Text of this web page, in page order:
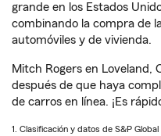
grande en los Estados
combinando la compra de
automóviles y de vivienda.
Mitch Rogers en Loveland,
después de que haya
de carros en línea. ¡Es
1. Clasificación y datos de S&P